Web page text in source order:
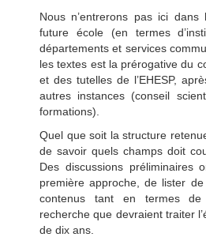
Nous n’entrerons pas ici
future école (en termes
départements et services
les textes est la prérogative du
et des tutelles de l’EHESP,
autres instances (conseil
formations).
Quel que soit la structure
de savoir quels champs doit
Des discussions préliminaires
première approche, de lister
contenus tant en termes
recherche que devraient traiter
de dix ans.